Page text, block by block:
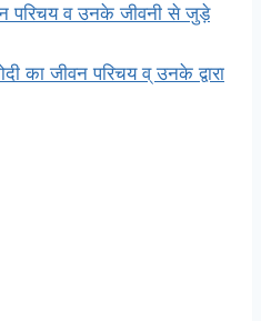
परिचय व उनके जीवनी से जुड़े
का जीवन परिचय व् उनके द्वारा